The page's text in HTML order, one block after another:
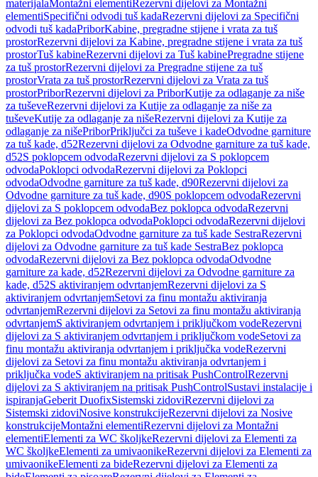
materijalaMontažni elementiRezervni dijelovi za Montažni
elementiSpecifični odvodi tuš kadaRezervni dijelovi za Specifični
odvodi tuš kadaPriborKabine, pregradne stijene i vrata za tuš
prostorRezervni dijelovi za Kabine, pregradne stijene i vrata za tuš
prostorTuš kabineRezervni dijelovi za Tuš kabinePregradne stijene
za tuš prostorRezervni dijelovi za Pregradne stijene za tuš
prostorVrata za tuš prostorRezervni dijelovi za Vrata za tuš
prostorPriborRezervni dijelovi za PriborKutije za odlaganje za niše
za tuševeRezervni dijelovi za Kutije za odlaganje za niše za
tuševeKutije za odlaganje za nišeRezervni dijelovi za Kutije za
odlaganje za nišePriborPriključci za tuševe i kadeOdvodne garniture
za tuš kade, d52Rezervni dijelovi za Odvodne garniture za tuš kade,
d52S poklopcem odvodaRezervni dijelovi za S poklopcem
odvodaPoklopci odvodaRezervni dijelovi za Poklopci
odvodaOdvodne garniture za tuš kade, d90Rezervni dijelovi za
Odvodne garniture za tuš kade, d90S poklopcem odvodaRezervni
dijelovi za S poklopcem odvodaBez poklopca odvodaRezervni
dijelovi za Bez poklopca odvodaPoklopci odvodaRezervni dijelovi
za Poklopci odvodaOdvodne garniture za tuš kade SestraRezervni
dijelovi za Odvodne garniture za tuš kade SestraBez poklopca
odvodaRezervni dijelovi za Bez poklopca odvodaOdvodne
garniture za kade, d52Rezervni dijelovi za Odvodne garniture za
kade, d52S aktiviranjem odvrtanjemRezervni dijelovi za S
aktiviranjem odvrtanjemSetovi za finu montažu aktiviranja
odvrtanjemRezervni dijelovi za Setovi za finu montažu aktiviranja
odvrtanjemS aktiviranjem odvrtanjem i priključkom vodeRezervni
dijelovi za S aktiviranjem odvrtanjem i priključkom vodeSetovi za
finu montažu aktiviranja odvrtanjem i priključka vodeRezervni
dijelovi za Setovi za finu montažu aktiviranja odvrtanjem i
priključka vodeS aktiviranjem na pritisak PushControlRezervni
dijelovi za S aktiviranjem na pritisak PushControlSustavi instalacije i
ispiranjaGeberit DuofixSistemski zidoviRezervni dijelovi za
Sistemski zidoviNosive konstrukcijeRezervni dijelovi za Nosive
konstrukcijeMontažni elementiRezervni dijelovi za Montažni
elementiElementi za WC školjkeRezervni dijelovi za Elementi za
WC školjkeElementi za umivaonikeRezervni dijelovi za Elementi za
umivaonikeElementi za bideRezervni dijelovi za Elementi za